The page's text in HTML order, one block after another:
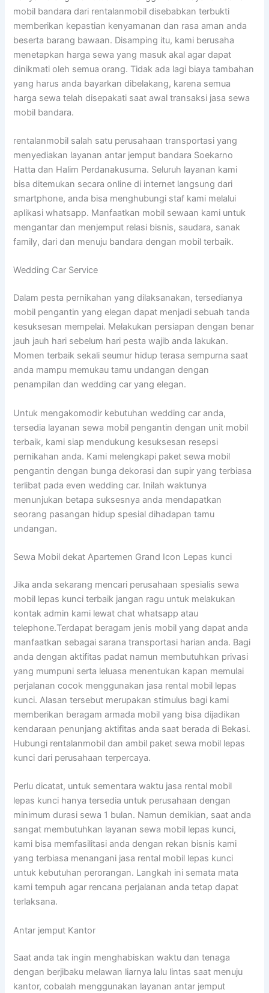
mobil bandara dari rentalanmobil disebabkan terbukti
memberikan kepastian kenyamanan dan rasa aman anda
beserta barang bawaan. Disamping itu, kami berusaha
menetapkan harga sewa yang masuk akal agar dapat
dinikmati oleh semua orang. Tidak ada lagi biaya tambahan
yang harus anda bayarkan dibelakang, karena semua
harga sewa telah disepakati saat awal transaksi jasa sewa
mobil bandara.
rentalanmobil salah satu perusahaan transportasi yang
menyediakan layanan antar jemput bandara Soekarno
Hatta dan Halim Perdanakusuma. Seluruh layanan kami
bisa ditemukan secara online di internet langsung dari
smartphone, anda bisa menghubungi staf kami melalui
aplikasi whatsapp. Manfaatkan mobil sewaan kami untuk
mengantar dan menjemput relasi bisnis, saudara, sanak
family, dari dan menuju bandara dengan mobil terbaik.
Wedding Car Service
Dalam pesta pernikahan yang dilaksanakan, tersedianya
mobil pengantin yang elegan dapat menjadi sebuah tanda
kesuksesan mempelai. Melakukan persiapan dengan benar
jauh jauh hari sebelum hari pesta wajib anda lakukan.
Momen terbaik sekali seumur hidup terasa sempurna saat
anda mampu memukau tamu undangan dengan
penampilan dan wedding car yang elegan.
Untuk mengakomodir kebutuhan wedding car anda,
tersedia layanan sewa mobil pengantin dengan unit mobil
terbaik, kami siap mendukung kesuksesan resepsi
pernikahan anda. Kami melengkapi paket sewa mobil
pengantin dengan bunga dekorasi dan supir yang terbiasa
terlibat pada even wedding car. Inilah waktunya
menunjukan betapa suksesnya anda mendapatkan
seorang pasangan hidup spesial dihadapan tamu
undangan.
Sewa Mobil dekat Apartemen Grand Icon Lepas kunci
Jika anda sekarang mencari perusahaan spesialis sewa
mobil lepas kunci terbaik jangan ragu untuk melakukan
kontak admin kami lewat chat whatsapp atau
telephone.Terdapat beragam jenis mobil yang dapat anda
manfaatkan sebagai sarana transportasi harian anda. Bagi
anda dengan aktifitas padat namun membutuhkan privasi
yang mumpuni serta leluasa menentukan kapan memulai
perjalanan cocok menggunakan jasa rental mobil lepas
kunci. Alasan tersebut merupakan stimulus bagi kami
memberikan beragam armada mobil yang bisa dijadikan
kendaraan penunjang aktifitas anda saat berada di Bekasi.
Hubungi rentalanmobil dan ambil paket sewa mobil lepas
kunci dari perusahaan terpercaya.
Perlu dicatat, untuk sementara waktu jasa rental mobil
lepas kunci hanya tersedia untuk perusahaan dengan
minimum durasi sewa 1 bulan. Namun demikian, saat anda
sangat membutuhkan layanan sewa mobil lepas kunci,
kami bisa memfasilitasi anda dengan rekan bisnis kami
yang terbiasa menangani jasa rental mobil lepas kunci
untuk kebutuhan perorangan. Langkah ini semata mata
kami tempuh agar rencana perjalanan anda tetap dapat
terlaksana.
Antar jemput Kantor
Saat anda tak ingin menghabiskan waktu dan tenaga
dengan berjibaku melawan liarnya lalu lintas saat menuju
kantor, cobalah menggunakan layanan antar jemput